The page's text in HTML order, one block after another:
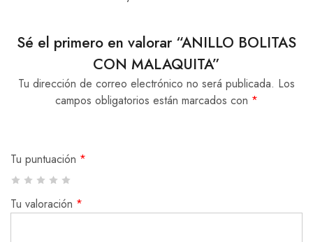
Sé el primero en valorar “ANILLO BOLITAS
CON MALAQUITA”
Tu dirección de correo electrónico no será publicada. Los
campos obligatorios están marcados con *
Tu puntuación *
Tu valoración *